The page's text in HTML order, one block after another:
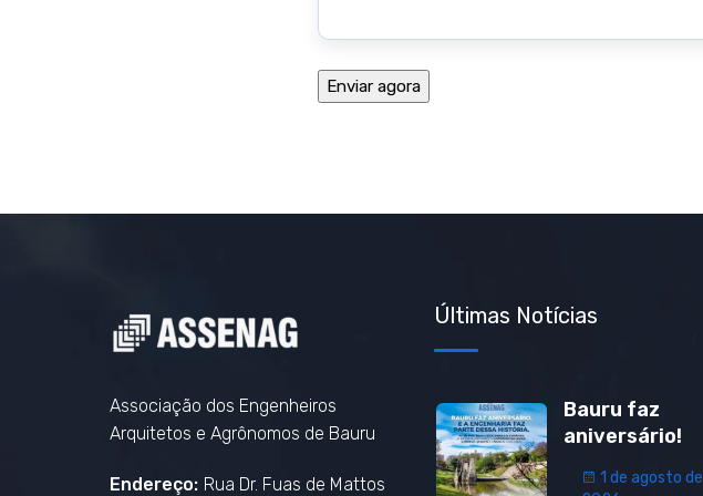
Associação dos Engenheiros
Arquitetos e Agrônomos de Bauru
Endereço: Rua Dr. Fuas de Mattos
Últimas Notícias
Bauru faz
aniversário!
1 de agosto de